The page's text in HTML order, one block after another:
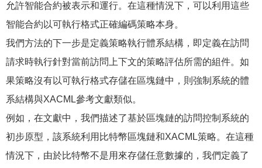
允許智能合約被表示和運行。在這種情況下，可以利用這些
智能合約以可執行格式正確編碼策略本身。
我們方法的下一步是定義策略執行體系結構，即定義在訪問
請求時執行針對當前訪問上下文的策略評估所需的組件。如
果策略沒有以可執行格式存儲在區塊鏈中，則強制系統的體
系結構與XACML參考文獻類似。
例如，在文獻中，我們描述了基於區塊鏈的訪問控制系統的
初步原型，該系統利用比特幣區塊鏈和XACML策略。在這種
情況下，由於比特幣不是用來存儲任意數據的，我們定義了